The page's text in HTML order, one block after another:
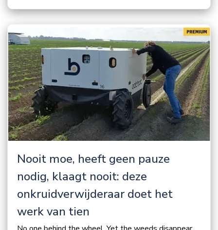
Nooit moe, heeft geen pauze
nodig, klaagt nooit: deze
onkruidverwijderaar doet het
werk van tien